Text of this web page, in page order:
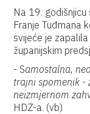
Na 19.
Franje Tuđmana
svijeće je
županijskim
- Samostalna,
trajni spomenik -
neizmjernom
HDZ-a. (vb)